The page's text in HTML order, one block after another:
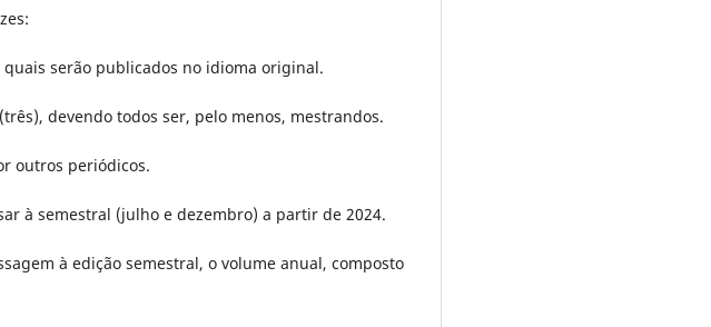
serão publicados no idioma original.
devendo todos ser, pelo menos, mestrandos.
outros periódicos.
à semestral (julho e dezembro) a partir de 2024.
à edição semestral, o volume anual, composto